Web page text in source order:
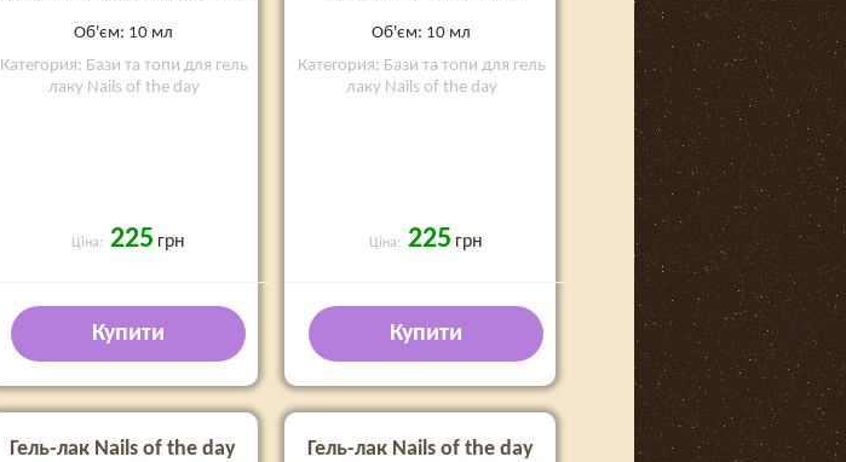
Об'єм: 10 мл
Категория: Бази та топи для гель
лаку Nails of the day
Ціна: 225 грн
Купити
Об'єм: 10 мл
Категория: Бази та топи для гель
лаку Nails of the day
Ціна: 225 грн
Купити
Гель-лак Nails of the day
Гель-лак Nails of the day